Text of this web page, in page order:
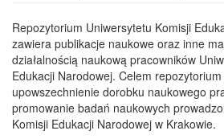
Repozytorium Uniwersytetu Komisji
zawiera publikacje naukowe oraz inne
działalnością naukową pracowników
Edukacji Narodowej. Celem
upowszechnienie dorobku naukowego
promowanie badań naukowych
Komisji Edukacji Narodowej w Krakowie.